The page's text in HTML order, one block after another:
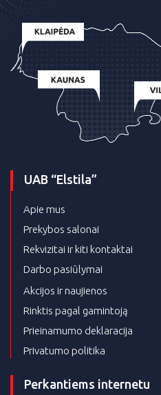
UAB “Elstila”
Apie mus
Prekybos salonai
Rekvizitai ir kiti kontaktai
Darbo pasiūlymai
Akcijos ir naujienos
Rinktis pagal gamintoją
Prieinamumo deklaracija
Privatumo politika
Perkantiems internetu